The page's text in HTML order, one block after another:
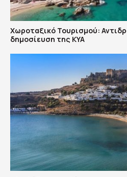
Χωροταξικό Τουρισμού:
δημοσίευση της ΚΥΑ